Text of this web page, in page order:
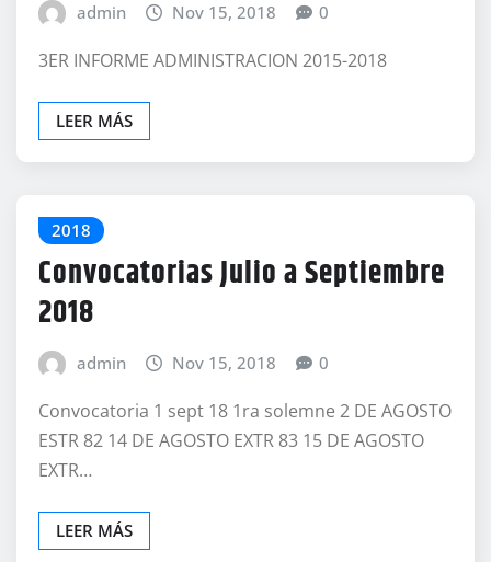
admin Nov 15, 2018 0
3ER INFORME ADMINISTRACION 2015-2018
LEER MÁS
2018
Convocatorias Julio a Septiembre
2018
admin Nov 15, 2018 0
Convocatoria 1 sept 18 1ra solemne 2 DE AGOSTO
ESTR 82 14 DE AGOSTO EXTR 83 15 DE AGOSTO
EXTR…
LEER MÁS